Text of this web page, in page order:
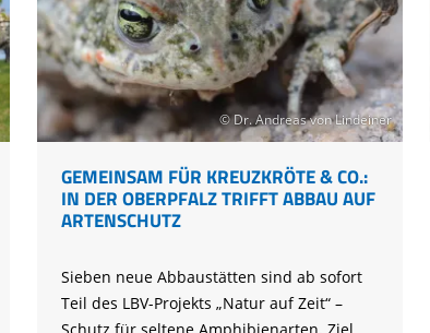
© Dr. Andreas von Lindeiner
GEMEINSAM FÜR KREUZKRÖTE & CO.:
IN DER OBERPFALZ TRIFFT ABBAU AUF
ARTENSCHUTZ
Sieben neue Abbaustätten sind ab sofort
Teil des LBV-Projekts „Natur auf Zeit“ –